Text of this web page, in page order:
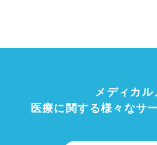
メディカ
医療に関する様々なサ